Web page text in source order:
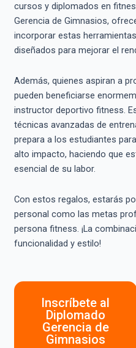
cursos y diplomados en
Gerencia de Gimnasios,
incorporar estas
diseñados para mejorar el
Además, quienes aspiran a
pueden beneficiarse
instructor deportivo fitness.
técnicas avanzadas de
prepara a los estudiantes
alto impacto, haciendo que
esencial de su labor.
Con estos regalos, estarás
personal como las metas
persona fitness. ¡La
funcionalidad y estilo!
Inscríbete al
Diplomado
Gerencia de
Gimnasios